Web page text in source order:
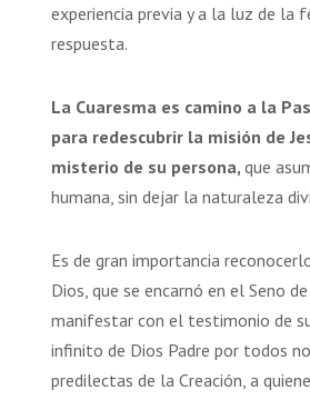
experiencia previa y a la luz de la
respuesta.
La Cuaresma es camino a la
para redescubrir la misión de
misterio de su persona, que
humana, sin dejar la naturaleza
Es de gran importancia
Dios, que se encarnó en el Seno
manifestar con el testimonio de
infinito de Dios Padre por todos
predilectas de la Creación, a